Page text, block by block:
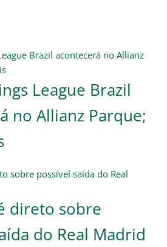
League Brazil
no Allianz Parque;
direto sobre
do Real Madrid